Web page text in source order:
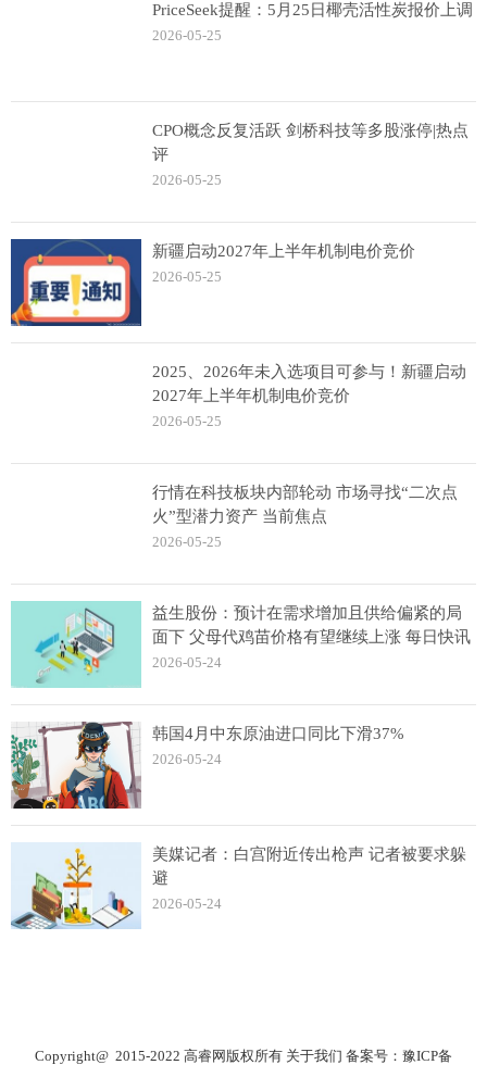
PriceSeek提醒：5月25日椰壳活性炭报价上调
2026-05-25
CPO概念反复活跃 剑桥科技等多股涨停|热点
评
2026-05-25
新疆启动2027年上半年机制电价竞价
2026-05-25
2025、2026年未入选项目可参与！新疆启动
2027年上半年机制电价竞价
2026-05-25
行情在科技板块内部轮动 市场寻找“二次点
火”型潜力资产 当前焦点
2026-05-25
益生股份：预计在需求增加且供给偏紧的局
面下 父母代鸡苗价格有望继续上涨 每日快讯
2026-05-24
韩国4月中东原油进口同比下滑37%
2026-05-24
美媒记者：白宫附近传出枪声 记者被要求躲
避
2026-05-24
Copyright@ 2015-2022 高睿网版权所有 关于我们 备案号： 豫ICP备